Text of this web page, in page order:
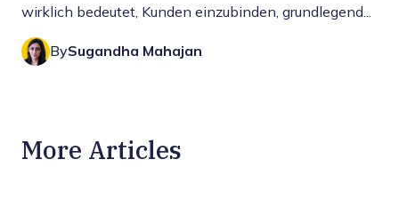
wirklich bedeutet, Kunden einzubinden, grundlegend...
BySugandha Mahajan
More Articles